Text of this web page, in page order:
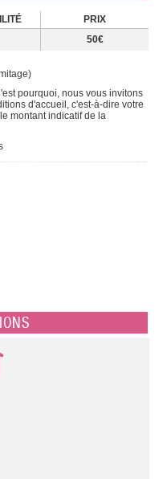
PRIX
50€
pourquoi, nous vous invitons
d'accueil, c'est-à-dire votre
montant indicatif de la